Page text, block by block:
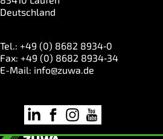
Deutschland
Tel.: +49 (0) 8682 8934‑0
Fax: +49 (0) 8682 8934‑34
E-Mail: info@zuwa.de